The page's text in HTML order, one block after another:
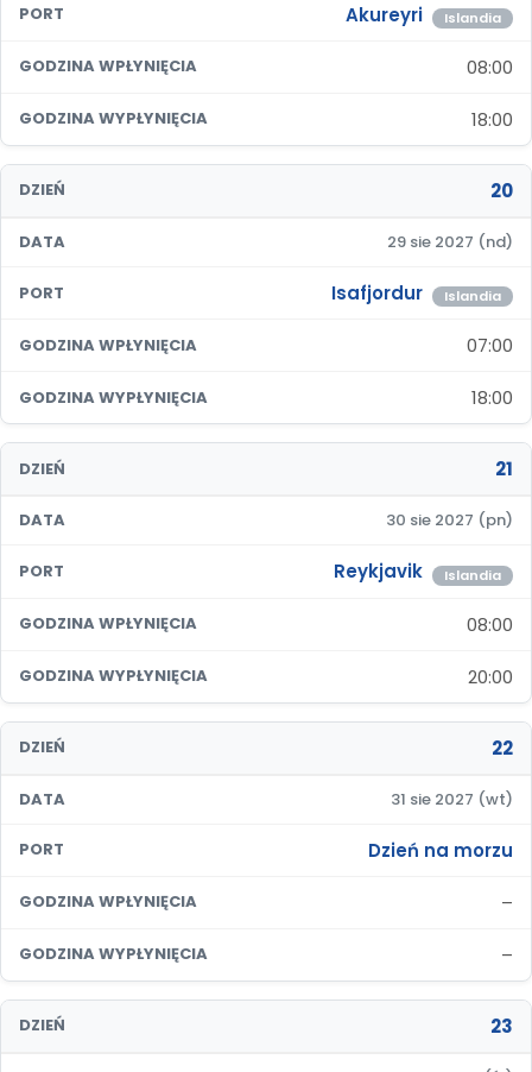
PORT Akureyri Islandia
GODZINA WPŁYNIĘCIA 08:00
GODZINA WYPŁYNIĘCIA 18:00
DZIEŃ 20
DATA 29 sie 2027 (nd)
PORT Isafjordur Islandia
GODZINA WPŁYNIĘCIA 07:00
GODZINA WYPŁYNIĘCIA 18:00
DZIEŃ 21
DATA 30 sie 2027 (pn)
PORT Reykjavik Islandia
GODZINA WPŁYNIĘCIA 08:00
GODZINA WYPŁYNIĘCIA 20:00
DZIEŃ 22
DATA 31 sie 2027 (wt)
PORT Dzień na morzu
GODZINA WPŁYNIĘCIA –
GODZINA WYPŁYNIĘCIA –
DZIEŃ 23